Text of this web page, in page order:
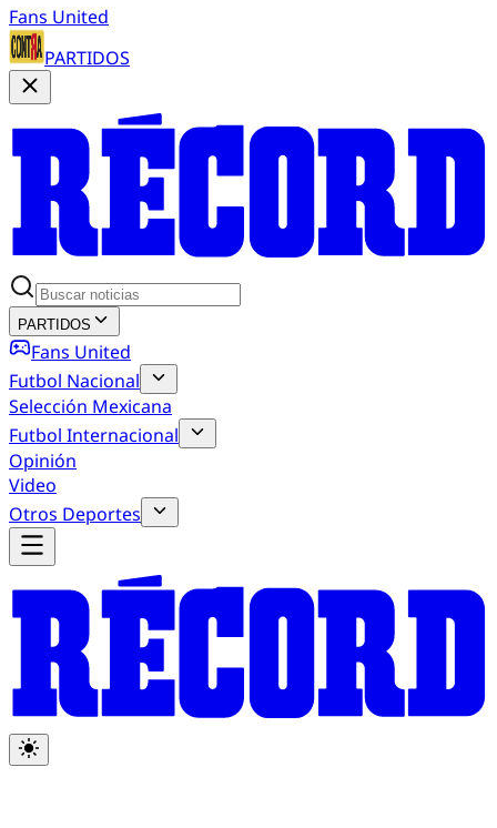
Fans United
PARTIDOS
PARTIDOS
Fans United
Futbol Nacional
Selección Mexicana
Futbol Internacional
Opinión
Video
Otros Deportes